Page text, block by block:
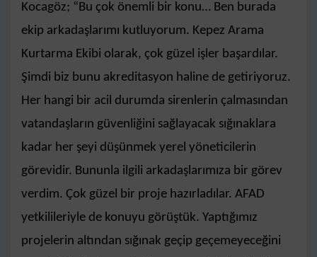
Kocagöz; “Bu çok önemli bir konu… Ben burada
ekip arkadaşlarımı kutluyorum. Kepez Arama
Kurtarma Ekibi olarak, çok güzel işler başardılar.
Şimdi biz bunu akreditasyon haline de getiriyoruz.
Her hangi bir acil durumda sirenlerin çalmasından
vatandaşların güvenliğini sağlayacak sığınaklara
kadar her şeyi düşünmek yerel yöneticilerin
görevidir. Bununla ilgili arkadaşlarımıza bir görev
verdim. Çok güzel bir proje hazırladılar. AFAD
yetkilileriyle de konuyu görüştük. Yaptığımız
projelerin altından sığınak geçip geçemeyeceğini